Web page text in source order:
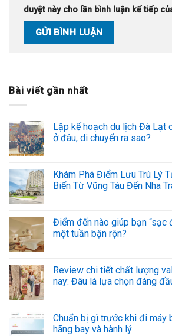
duyệt này cho lần bình luận kế tiếp
Bài viết gần nhất
Lập kế hoạch du lịch Đà Lạt
ở đâu, di chuyển ra sao?
Khám Phá Điểm Lưu Trú Lý
Biển Từ Vũng Tàu Đến Nha
Điểm đến nào giúp bạn “sạc
một tuần bận rộn?
Review chi tiết chất lượng
nay: Đâu là lựa chọn đáng
Chuẩn bị gì trước khi đi máy
hãng bay và hành lý